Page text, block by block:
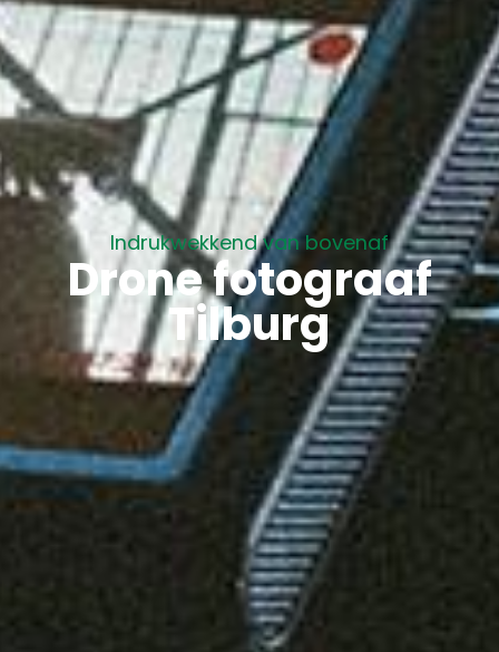
Indrukwekkend van bovenaf
Drone fotograaf
Tilburg